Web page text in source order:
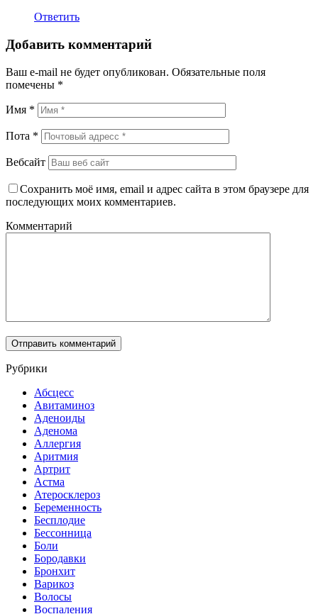
Ответить
Добавить комментарий
Ваш e-mail не будет опубликован. Обязательные поля
помечены *
Имя *
Пота *
Вебсайт
Сохранить моё имя, email и адрес сайта в этом браузере для
последующих моих комментариев.
Комментарий
Рубрики
Абсцесс
Авитаминоз
Аденоиды
Аденома
Аллергия
Аритмия
Артрит
Астма
Атеросклероз
Беременность
Бесплодие
Бессонница
Боли
Бородавки
Бронхит
Варикоз
Волосы
Воспаления